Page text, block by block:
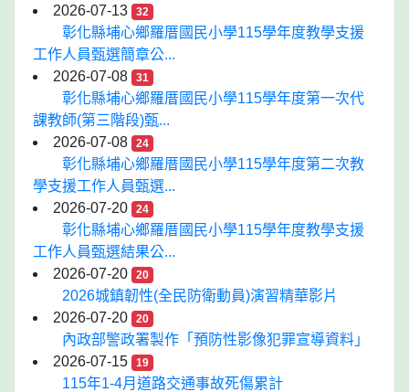
2026-07-13 32
彰化縣埔心鄉羅厝國民小學115學年度教學支援
工作人員甄選簡章公...
2026-07-08
31
彰化縣埔心鄉羅厝國民小學115學年度第一次代
課教師(第三階段)甄...
2026-07-08
24
彰化縣埔心鄉羅厝國民小學115學年度第二次教
學支援工作人員甄選...
2026-07-20
24
彰化縣埔心鄉羅厝國民小學115學年度教學支援
工作人員甄選結果公...
2026-07-20
20
2026城鎮韌性(全民防衛動員)演習精華影片
2026-07-20
20
內政部警政署製作「預防性影像犯罪宣導資料」
2026-07-15
19
115年1-4月道路交通事故死傷累計